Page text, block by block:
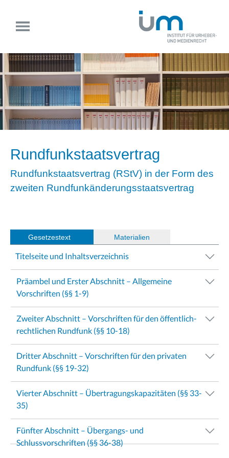
Rundfunkstaatsvertrag
Rundfunkstaatsvertrag (RStV) in der Form des
zweiten Rundfunkänderungsstaatsvertrag
Gesetzestext Materialien
Titelseite und Inhaltsverzeichnis
Präambel und Erster Abschnitt – Allgemeine
Vorschriften (§§ 1-9)
Zweiter Abschnitt – Vorschriften für den öffentlich-
rechtlichen Rundfunk (§§ 10-18)
Dritter Abschnitt – Vorschriften für den privaten
Rundfunk (§§ 19-32)
Vierter Abschnitt – Übertragungskapazitäten (§§ 33-
35)
Fünfter Abschnitt – Übergangs- und
Schlussvorschriften (§§ 36-38)